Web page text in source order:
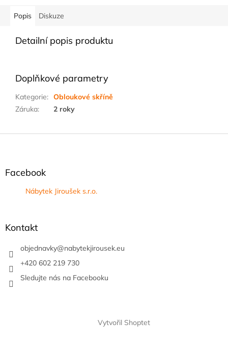
Popis Diskuze
Detailní popis produktu
Doplňkové parametry
Kategorie: Obloukové skříně
Záruka: 2 roky
Facebook
Nábytek Jiroušek s.r.o.
Kontakt
objednavky@nabytekjirousek.eu
+420 602 219 730
Sledujte nás na Facebooku
Vytvořil Shoptet